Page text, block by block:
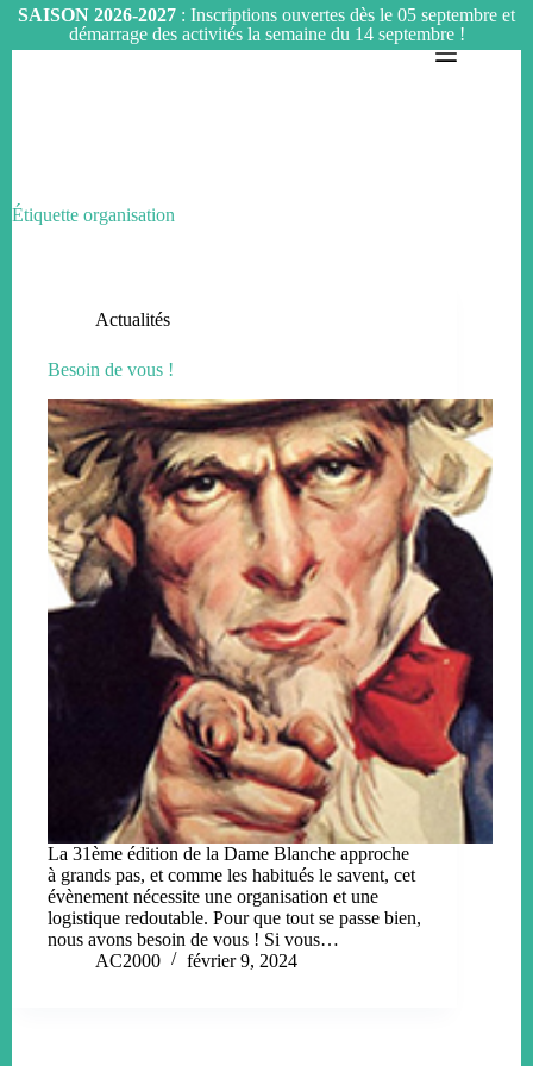
SAISON 2026-2027 : Inscriptions ouvertes dès le 05 septembre et
démarrage des activités la semaine du 14 septembre !
Étiquette organisation
Actualités
Besoin de vous !
La 31ème édition de la Dame Blanche approche
à grands pas, et comme les habitués le savent, cet
évènement nécessite une organisation et une
logistique redoutable. Pour que tout se passe bien,
nous avons besoin de vous ! Si vous…
AC2000
février 9, 2024